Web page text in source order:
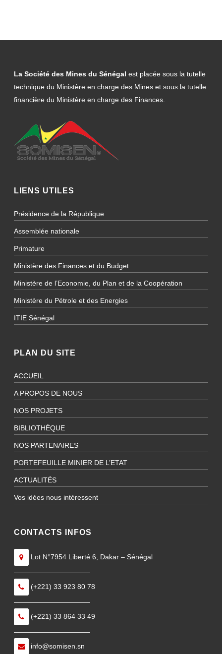
La Société des Mines du Sénégal est placée sous la tutelle
technique du Ministère en charge des Mines et sous la tutelle
financière du Ministère en charge des Finances.
LIENS UTILES
Présidence de la République
Assemblée nationale
Primature
Ministère des Finances et du Budget
Ministère de l’Economie, du Plan et de la Coopération
Ministère du Pétrole et des Energies
ITIE Sénégal
PLAN DU SITE
ACCUEIL
A PROPOS DE NOUS
NOS PROJETS
BIBLIOTHÈQUE
NOS PARTENAIRES
PORTEFEUILLE MINIER DE L’ETAT
ACTUALITÉS
Vos idées nous intéressent
CONTACTS INFOS
Lot N°7954 Liberté 6, Dakar – Sénégal
———————————
(+221) 33 923 80 78
———————————
(+221) 33 864 33 49
———————————
info@somisen.sn